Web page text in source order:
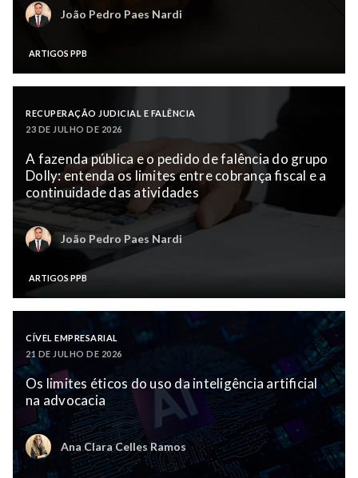
João Pedro Paes Nardi
ARTIGOS PPB
RECUPERAÇÃO JUDICIAL E FALÊNCIA
23 DE JULHO DE 2026
A fazenda pública e o pedido de falência do grupo
Dolly: entenda os limites entre cobrança fiscal e a
continuidade das atividades
João Pedro Paes Nardi
ARTIGOS PPB
CÍVEL EMPRESARIAL
21 DE JULHO DE 2026
Os limites éticos do uso da inteligência artificial
na advocacia
Ana Clara Celles Ramos